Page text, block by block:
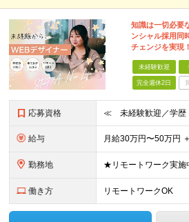
知識は一切必要
ンシャル採用同
チェンジを実現！
未経験歓迎
完全週休2日
応募資格
給与
勤務地
働き方 リモートワークOK